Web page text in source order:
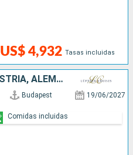
US$ 4,932 Tasas incluidas
HUNGRÍA, ESLOVAQUIA, AUSTRIA, ALEMANIA, REPÚBLICA CHECA
Budapest 19/06/2027
Comidas incluidas